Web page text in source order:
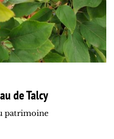
de Talcy
patrimoine